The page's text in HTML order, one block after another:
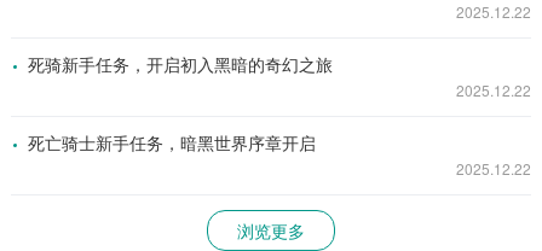
2025.12.22
死骑新手任务，开启初入黑暗的奇幻之旅
2025.12.22
死亡骑士新手任务，暗黑世界序章开启
2025.12.22
浏览更多